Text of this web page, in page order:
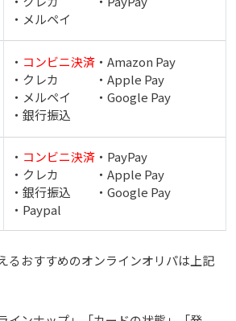
・メルペイ
・ コンビニ決済 ・Amazon Pay
・クレカ ・Apple Pay
・メルペイ ・Google Pay
・銀行振込
・ コンビニ決済 ・PayPay
・クレカ ・Apple Pay
・銀行振込 ・Google Pay
・Paypal
るおすすめのオンラインオリパは上記